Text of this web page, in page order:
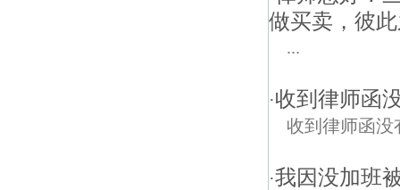
做买卖，彼
...
·收到律师函
收到律师函
·我因没加班